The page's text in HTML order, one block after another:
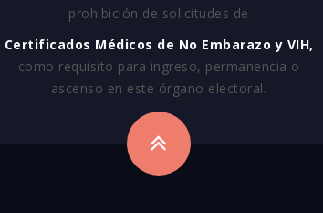
prohibición de solicitudes de
Certificados Médicos de No Embarazo y VIH,
como requisito para ingreso, permanencia o
ascenso en este órgano electoral.